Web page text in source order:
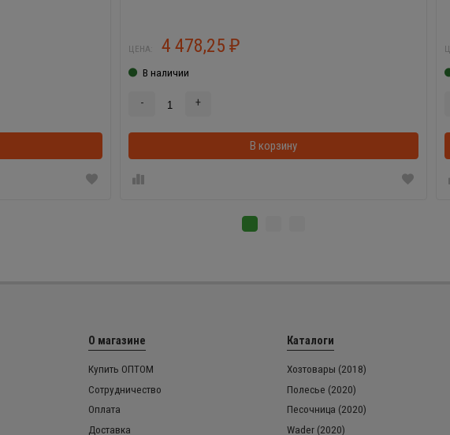
В корзинке
ЦЕНА: 4 478,25 ₽
В наличии
- +
В корзину
О магазине
Купить ОПТОМ
Сотрудничество
Оплата
Доставка
Каталоги
Хозтовары (2018)
Полесье (2020)
Песочница (2020)
Wader (2020)